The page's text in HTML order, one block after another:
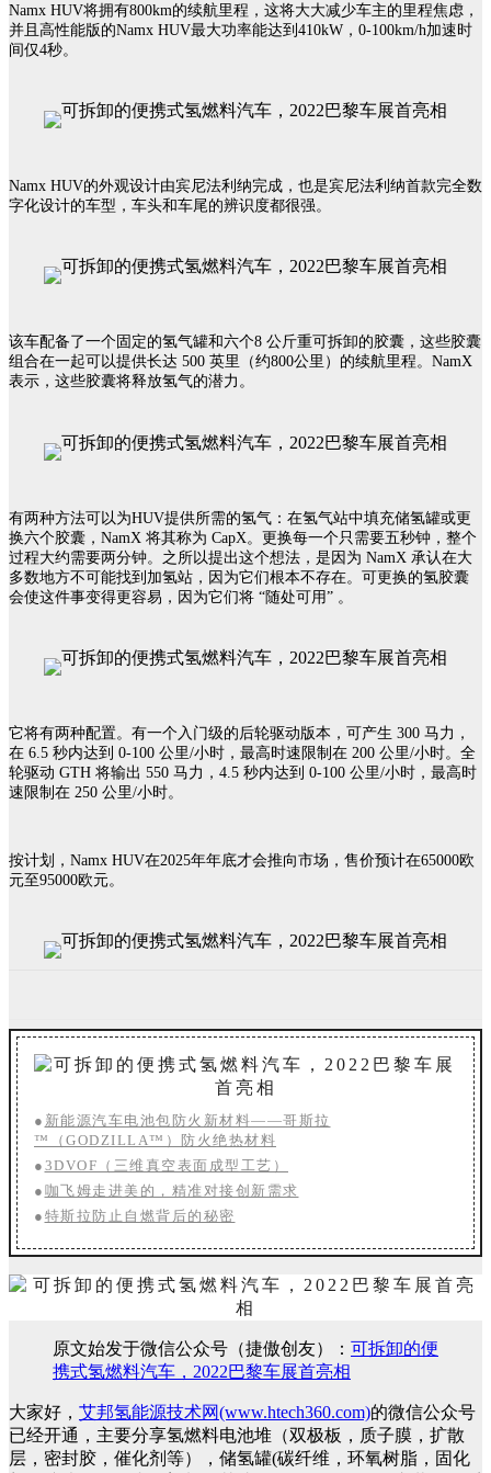
Namx HUV将拥有800km的续航里程，这将大大减少车主的里程焦虑，
并且高性能版的Namx HUV最大功率能达到410kW，0-100km/h加速时
间仅4秒。
Namx HUV的外观设计由宾尼法利纳完成，也是宾尼法利纳首款完全数
字化设计的车型，车头和车尾的辨识度都很强。
该车配备了一个固定的氢气罐和六个8 公斤重可拆卸的胶囊，这些胶囊
组合在一起可以提供长达 500 英里（约800公里）的续航里程。NamX
表示，这些胶囊将释放氢气的潜力。
有两种方法可以为HUV提供所需的氢气：在氢气站中填充储氢罐或更
换六个胶囊，NamX 将其称为 CapX。更换每一个只需要五秒钟，整个
过程大约需要两分钟。之所以提出这个想法，是因为 NamX 承认在大
多数地方不可能找到加氢站，因为它们根本不存在。可更换的氢胶囊
会使这件事变得更容易，因为它们将 “随处可用” 。
它将有两种配置。有一个入门级的后轮驱动版本，可产生 300 马力，
在 6.5 秒内达到 0-100 公里/小时，最高时速限制在 200 公里/小时。全
轮驱动 GTH 将输出 550 马力，4.5 秒内达到 0-100 公里/小时，最高时
速限制在 250 公里/小时。
按计划，Namx HUV在2025年年底才会推向市场，售价预计在65000欧
元至95000欧元。
● 新能源汽车电池包防火新材料——哥斯拉
™（GODZILLA™）防火绝热材料
● 3DVOF（三维真空表面成型工艺）
● 咖飞姆走进美的，精准对接创新需求
● 特斯拉防止自燃背后的秘密
原文始发于微信公众号（捷傲创友）： 可拆卸的便
携式氢燃料汽车，2022巴黎车展首亮相
大家好， 艾邦氢能源技术网(www.htech360.com)的微信公众号
已经开通，主要分享氢燃料电池堆（双极板，质子膜，扩散
层，密封胶，催化剂等），储氢罐(碳纤维，环氧树脂，固化